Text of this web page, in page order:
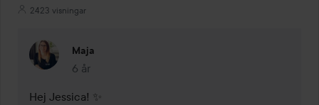
2423 visningar
Maja
6 år
Kommentaren lades 6 år
Hej Jessica! ✨